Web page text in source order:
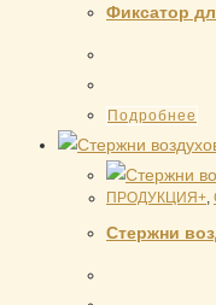
Фиксатор
Подробнее
ПРОДУКЦИЯ+
Стержни